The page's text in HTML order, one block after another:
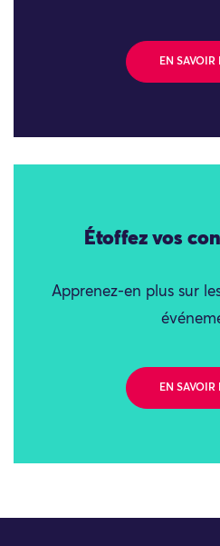
EN SAVOIR
Étoffez vos
Apprenez-en plus sur
EN SAVOIR